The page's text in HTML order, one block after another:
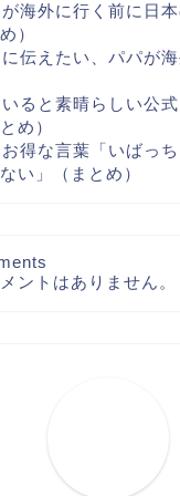
海外に行く前に日
）
伝えたい、パパが
ると素晴らしい公
め）
得な言葉「いばっ
い」（まとめ）
ントはありません。